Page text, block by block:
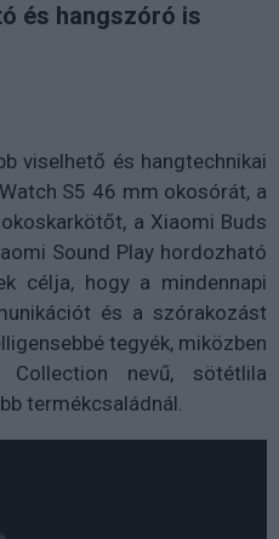
és hangszóró is
viselhető és hangtechnikai
S5 46 mm okosórát, a
a Xiaomi Buds
Sound Play hordozható
célja, hogy a mindennapi
és a szórakozást
tegyék, miközben
nevű, sötétlila
termékcsaládnál.